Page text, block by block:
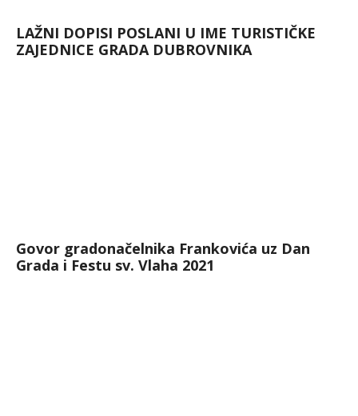
LAŽNI DOPISI POSLANI U IME TURISTIČKE
ZAJEDNICE GRADA DUBROVNIKA
Govor gradonačelnika Frankovića uz Dan
Grada i Festu sv. Vlaha 2021